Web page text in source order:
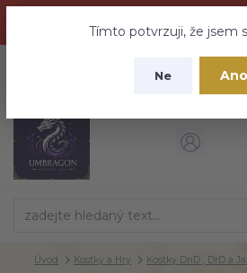
nebuďte vyděšeni zde najdete vše
Tímto potvrzuji, že jsem
Ne Ano
CZK
Úvod Kostky a Hry Kostky DnD , DrD a